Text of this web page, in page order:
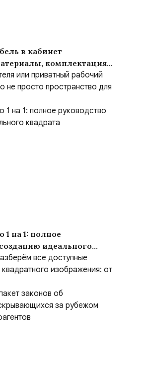
в кабинет
комплектация
или приватный рабочий
не просто пространство для
1 на 1: полное
идеального
все доступные
изображения: от